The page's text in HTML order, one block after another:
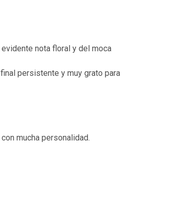
nota floral y del moca
persistente y muy grato para
mucha personalidad.